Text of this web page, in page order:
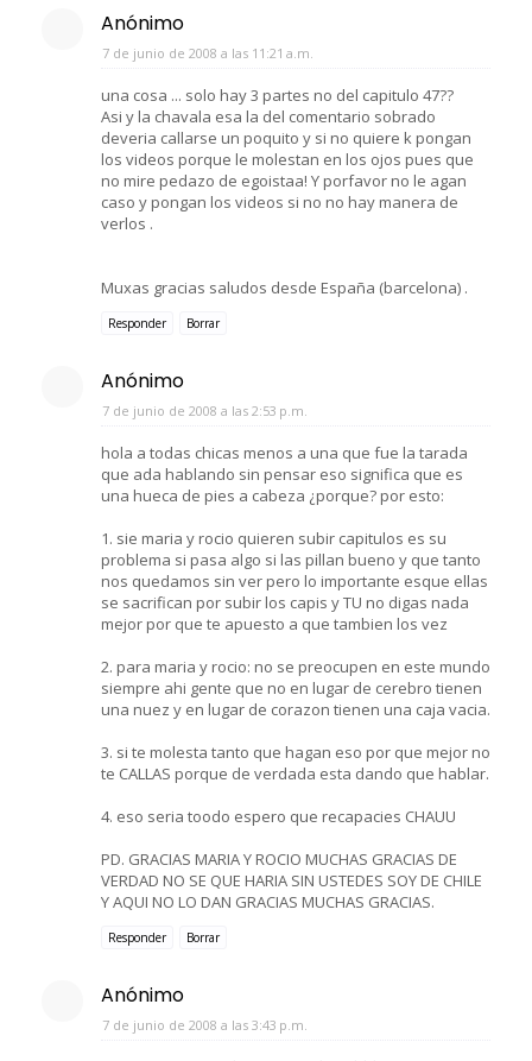
Anónimo
7 de junio de 2008 a las 11:21 a.m.
una cosa ... solo hay 3 partes no del capitulo 47??
Asi y la chavala esa la del comentario sobrado
deveria callarse un poquito y si no quiere k pongan
los videos porque le molestan en los ojos pues que
no mire pedazo de egoistaa! Y porfavor no le agan
caso y pongan los videos si no no hay manera de
verlos .
Muxas gracias saludos desde España (barcelona) .
Responder Borrar
Anónimo
7 de junio de 2008 a las 2:53 p.m.
hola a todas chicas menos a una que fue la tarada
que ada hablando sin pensar eso significa que es
una hueca de pies a cabeza ¿porque? por esto:
1. sie maria y rocio quieren subir capitulos es su
problema si pasa algo si las pillan bueno y que tanto
nos quedamos sin ver pero lo importante esque ellas
se sacrifican por subir los capis y TU no digas nada
mejor por que te apuesto a que tambien los vez
2. para maria y rocio: no se preocupen en este mundo
siempre ahi gente que no en lugar de cerebro tienen
una nuez y en lugar de corazon tienen una caja vacia.
3. si te molesta tanto que hagan eso por que mejor no
te CALLAS porque de verdada esta dando que hablar.
4. eso seria toodo espero que recapacies CHAUU
PD. GRACIAS MARIA Y ROCIO MUCHAS GRACIAS DE
VERDAD NO SE QUE HARIA SIN USTEDES SOY DE CHILE
Y AQUI NO LO DAN GRACIAS MUCHAS GRACIAS.
Responder Borrar
Anónimo
7 de junio de 2008 a las 3:43 p.m.